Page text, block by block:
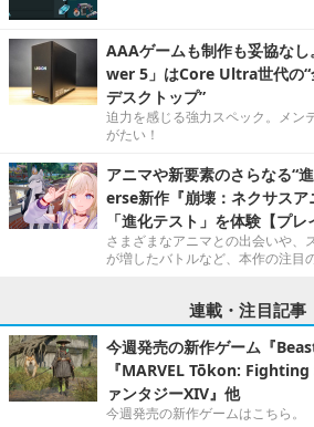
AAAゲームも制作も妥協な
wer 5」はCore Ultra世代の“
デスクトップ”
迫力を感じる強力スペック。メン
がたい！
アニマや新要素のさらなる“
erse新作『崩壊：ネクサス
「進化テスト」を体験【プレ
さまざまなアニマとの出会いや、
が増したバトルなど、本作の注目
連載・注目記事
今週発売の新作ゲーム『
『MARVEL Tōkon:
ァンタジーXIV』他
今週発売の新作ゲームはこちら。